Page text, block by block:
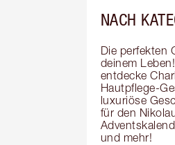
NACH
Die perfekten
deinem
entdecke
Hautpflege-
luxuriöse
für den
und mehr!